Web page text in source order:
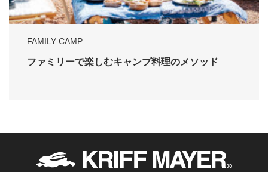
FAMILY CAMP
ファミリーで楽しむキャンプ料理のメソッド